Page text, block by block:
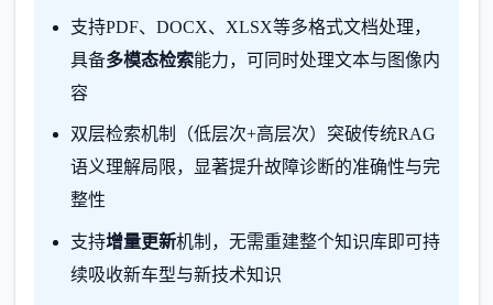
支持PDF、DOCX、XLSX等多格式文档处理，
具备多模态检索能力，可同时处理文本与图像内
容
双层检索机制（低层次+高层次）突破传统RAG
语义理解局限，显著提升故障诊断的准确性与完
整性
支持增量更新机制，无需重建整个知识库即可持
续吸收新车型与新技术知识